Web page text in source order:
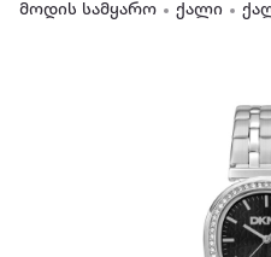
მოდის სამყარო ქალი